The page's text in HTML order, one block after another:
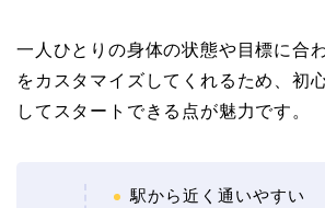
一人ひとりの身体の状態や目標に合
をカスタマイズしてくれるため、初
してスタートできる点が魅力です。
駅から近く通いやすい